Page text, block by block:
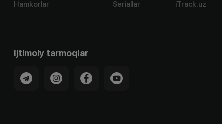
Hamkorlar
Seriallar
iTrack.uz
Ijtimoiy tarmoqlar